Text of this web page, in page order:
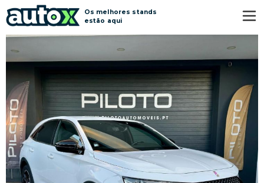
Os melhores stands
estão aqui